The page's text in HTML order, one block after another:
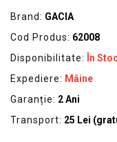
SI
GRADINA
SCULE
SI
ECHIPAMENTE
ELECTRICE
Brand: GACIA
Cod Produs: 62008
Disponibilitate:
În
Expediere: Mâine
Garanție: 2 Ani
Transport: 25 Lei